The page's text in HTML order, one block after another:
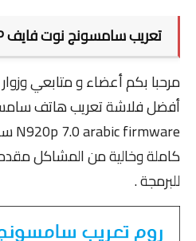
تعريب سامسونج نوت فايف NOTE 5 N920P
مرحبا بكم أعضاء و متابعي
أفضل فلاشة تعريبهاتف
كاملة وخالية من المشاكل
للبرمجة .